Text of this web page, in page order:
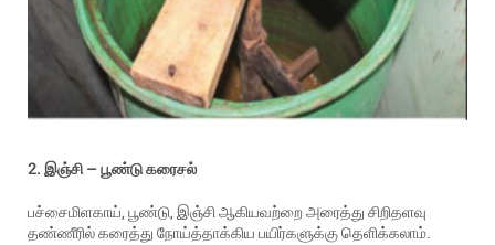
2. இஞ்சி – பூண்டு கரைசல்
பச்சைமிளகாய், பூண்டு, இஞ்சி ஆகியவற்றை அரைத்து சிறிதளவு
தண்ணீரில் கரைத்து நோய்த்தாக்கிய பயிர்களுக்கு தெளிக்கலாம்.